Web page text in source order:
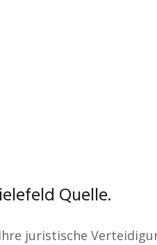
Quelle.
juristische